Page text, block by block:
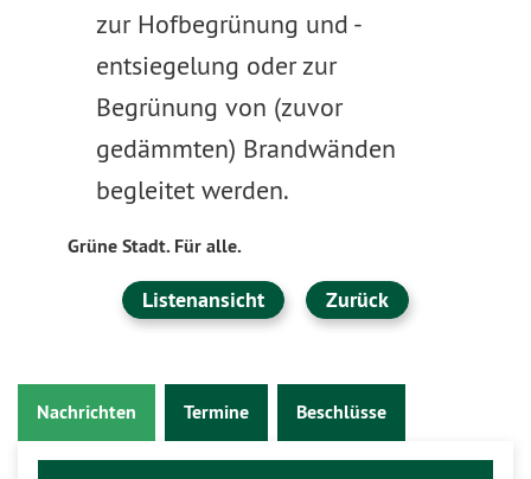
zur Hofbegrünung und -
entsiegelung oder zur
Begrünung von (zuvor
gedämmten) Brandwänden
begleitet werden.
Grüne Stadt. Für alle.
Listenansicht Zurück
Nachrichten Termine Beschlüsse